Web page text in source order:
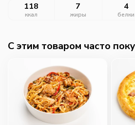
118
ккал
7
жиры
4
белки
C этим товаром часто